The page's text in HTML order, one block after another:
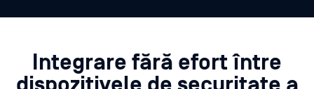
Integrare fără efort între